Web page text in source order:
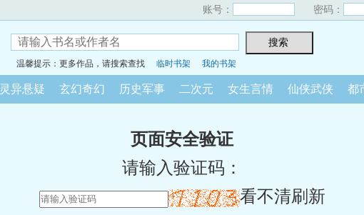
账号： 密码：
温馨提示：更多作品，请搜索查找 临时书架 我的书架
灵异悬疑 玄幻奇幻 历史军事 二次元 女生言情 仙侠武侠 都
页面安全验证
请输入验证码：
看不清刷新